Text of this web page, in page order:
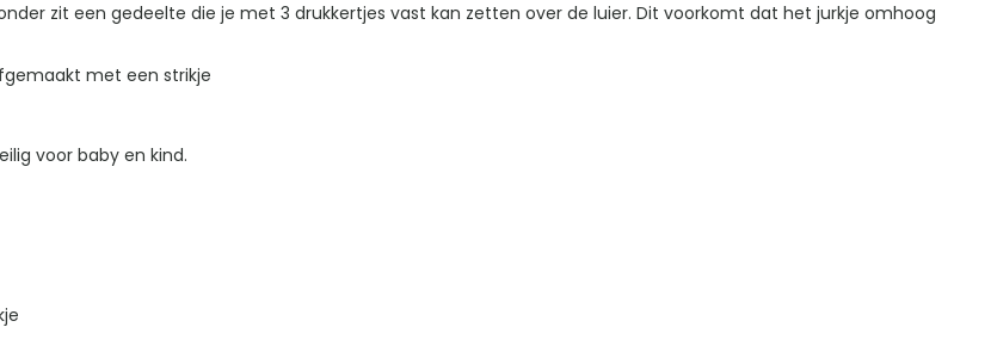
zit een gedeelte die je met 3 drukkertjes vast kan zetten over de luier. Dit voorkomt dat het jurkje omhoog
met een strikje
voor baby en kind.